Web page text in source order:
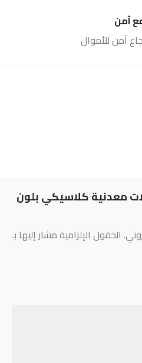
آمن
آمن للأموال
معدنية كلاسيكي بلون
الحقول الإلزامية مشار إليها بـ